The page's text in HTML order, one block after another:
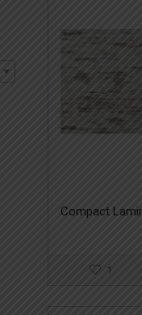
Compact
1